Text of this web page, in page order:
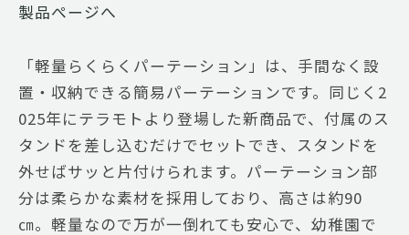
製品ぺージへ
「軽量らくらくパーテーション」は、手間なく設
置・収納できる簡易パーテーションです。同じく2
025年にテラモトより登場した新商品で、付属のス
タンドを差し込むだけでセットでき、スタンドを
外せばサッと片付けられます。パーテーション部
分は柔らかな素材を採用しており、高さは約90
㎝。軽量なので万が一倒れても安心で、幼稚園で